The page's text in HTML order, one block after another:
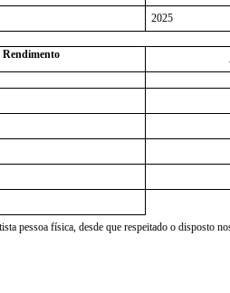
2025
Rendimento
pessoa física, desde que respeitado o disposto